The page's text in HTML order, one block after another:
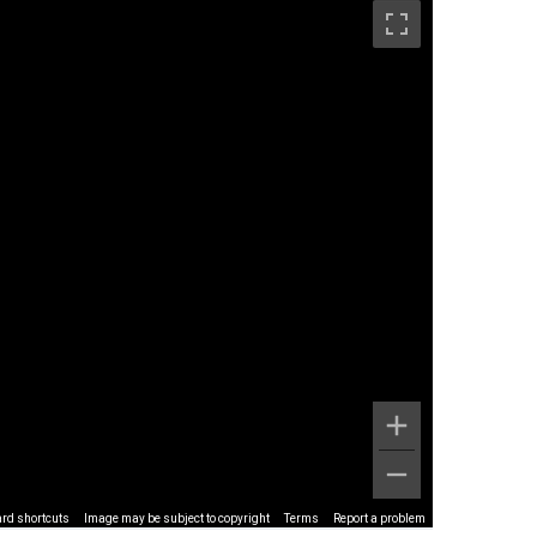
shortcuts Image may be subject to copyright Terms Report a problem